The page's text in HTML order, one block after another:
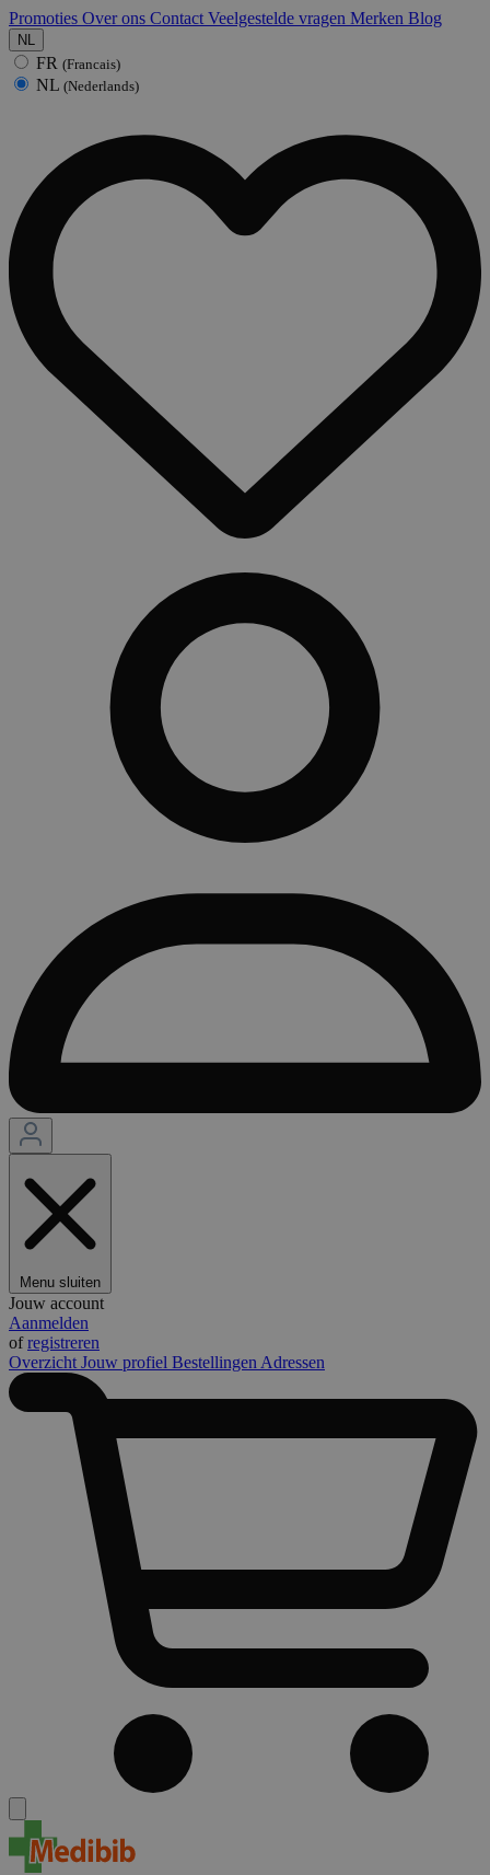
Promoties Over ons Contact Veelgestelde vragen Merken Blog
NL
FR (Francais)
NL (Nederlands)
Menu sluiten
Jouw account
Aanmelden
ofregistreren
Overzicht Jouw profiel Bestellingen Adressen